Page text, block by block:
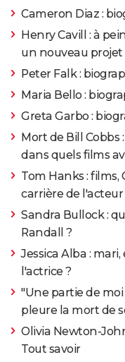
Cameron Diaz :
Henry Cavill : à
un nouveau projet
Peter Falk :
Maria Bello :
Greta Garbo :
Mort de Bill Cobbs
dans quels films
Tom Hanks : films,
carrière de l'acteur
Sandra Bullock :
Randall ?
Jessica Alba :
l'actrice ?
"Une partie de moi
pleure la mort de
Olivia Newton-
Tout savoir